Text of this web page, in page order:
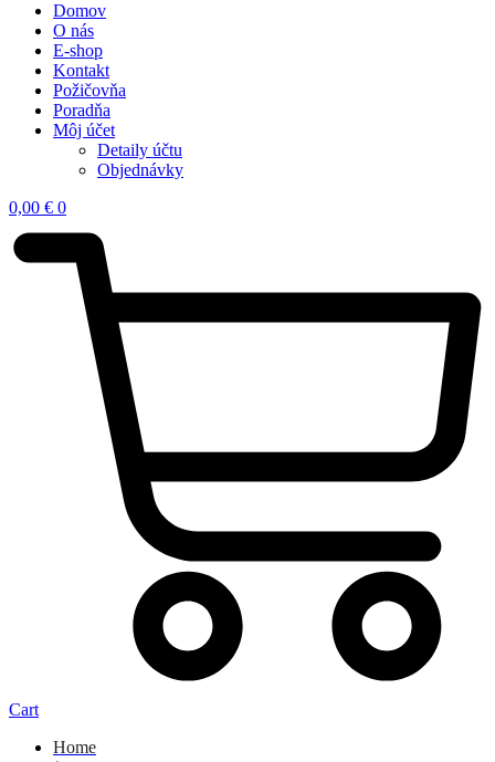
Domov
O nás
E-shop
Kontakt
Požičovňa
Poradňa
Môj účet
Detaily účtu
Objednávky
0,00 € 0
Cart
Home